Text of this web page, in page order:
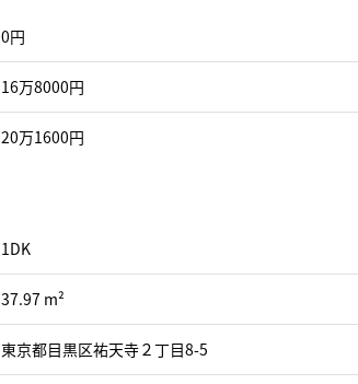
0円
16万8000円
20万1600円
1DK
37.97 m²
東京都目黒区祐天寺２丁目8-5